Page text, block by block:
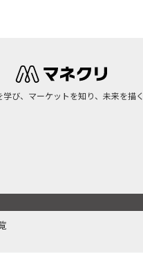
学び、マーケットを知り、未来を描く